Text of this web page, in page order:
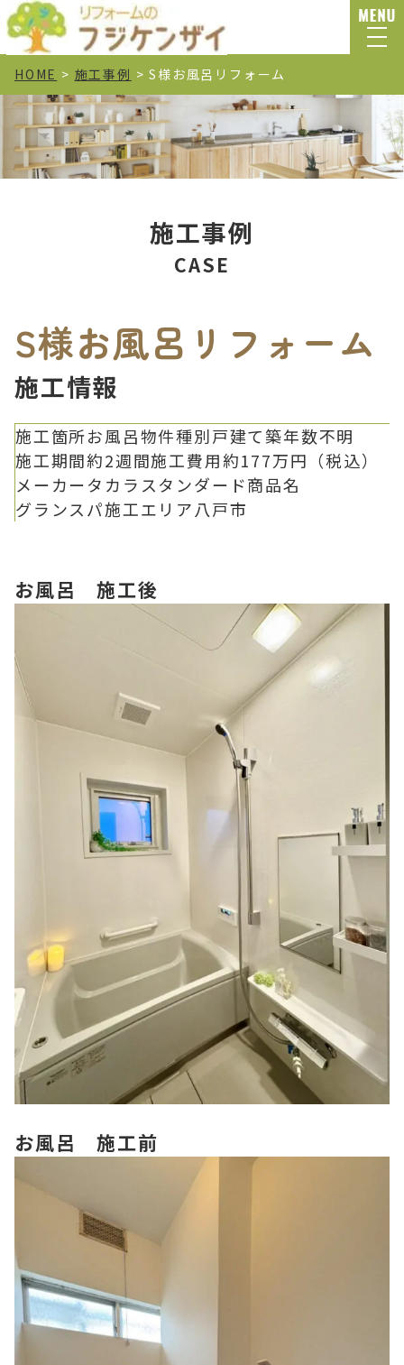
HOME > 施⼯事例 >S様お風呂リフォーム
施工事例
CASE
S様お風呂リフォーム
施工情報
施工箇所お風呂物件種別戸建て築年数不明
施工期間約2週間施工費用約177万円（税込）
メーカータカラスタンダード商品名
グランスパ施工エリア八戸市
お風呂 施工後
お風呂 施工前